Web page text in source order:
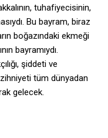
tuhafiyecisinin,
Bu bayram, biraz
boğazındaki ekmeği
bayramıydı.
şiddeti ve
tüm dünyadan
gelecek.